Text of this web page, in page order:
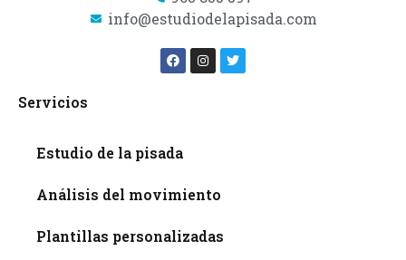
info@estudiodelapisada.com
Servicios
Estudio de la pisada
Análisis del movimiento
Plantillas personalizadas